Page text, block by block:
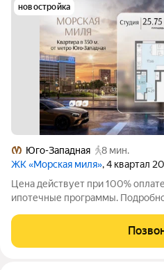
новостройка
Юго-Западная
8 мин.
ЖК «Морская миля», 4 квартал
Цена действует при 100%
ипотечные программы. Подробности в отделе
Общая площадь составляет
отделкой. Жилой комплекс